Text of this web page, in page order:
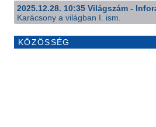
2025.12.28. 10:35 Világszám -
Karácsony a világban I. ism.
KÖZÖSSÉG